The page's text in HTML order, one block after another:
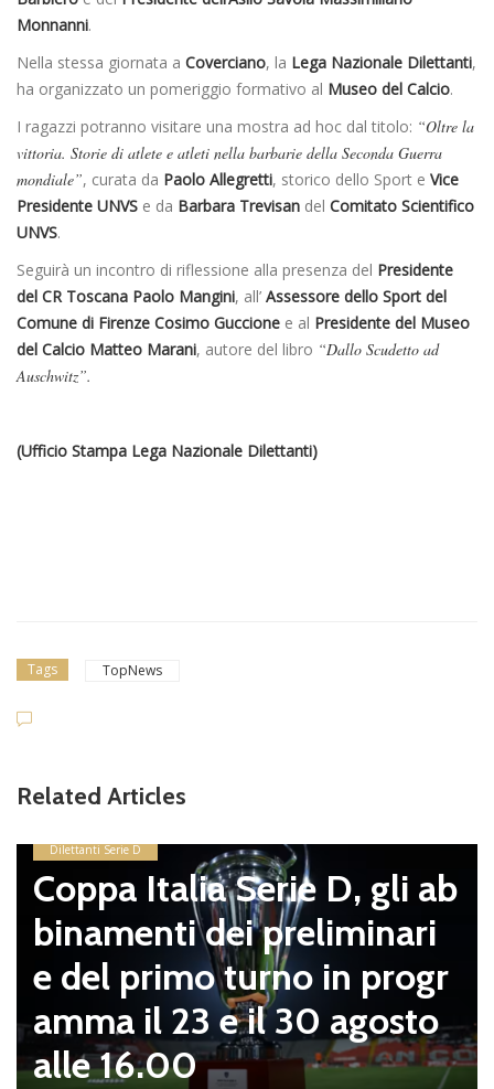
Monnanni.
Nella stessa giornata a Coverciano, la Lega Nazionale Dilettanti,
ha organizzato un pomeriggio formativo al Museo del Calcio.
I ragazzi potranno visitare una mostra ad hoc dal titolo: “Oltre la
vittoria. Storie di atlete e atleti nella barbarie della Seconda Guerra
mondiale”, curata da Paolo Allegretti, storico dello Sport e Vice
Presidente UNVS e da Barbara Trevisan del Comitato Scientifico
UNVS.
Seguirà un incontro di riflessione alla presenza del Presidente
del CR Toscana Paolo Mangini, all’ Assessore dello Sport del
Comune di Firenze Cosimo Guccione e al Presidente del Museo
del Calcio Matteo Marani, autore del libro “Dallo Scudetto ad
Auschwitz”.
(Ufficio Stampa Lega Nazionale Dilettanti)
Tags TopNews
Related Articles
Dilettanti Serie D
Coppa Italia Serie D, gli ab
binamenti dei preliminari
e del primo turno in progr
amma il 23 e il 30 agosto
alle 16.00